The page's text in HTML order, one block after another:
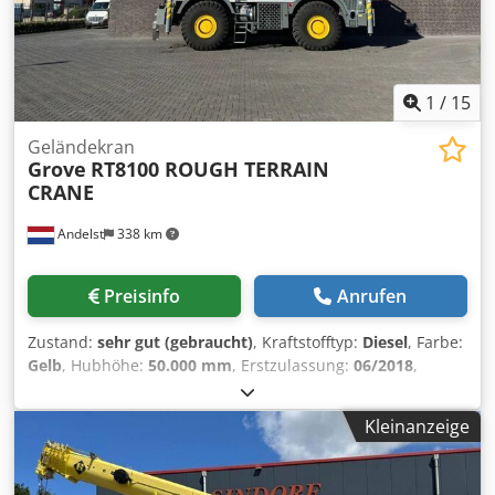
bei uns im Hause möglich. GOLEC NUTZFAHRZEUGE GMBH
Wir sprechen: Deutsch, English, Spanish, Polnisch,
Ukrainisch, Russisch, Bulgarisch. ----.
1 / 15
Andelst 338 km
Geländekran
Grove RT8100 ROUGH TERRAIN
CRANE
Preisinfo Anrufen
Zustand: sehr gut (gebraucht), Kraftstofftyp: Diesel, Farbe:
Gelb, Hubhöhe: 50.000 mm, Erstzulassung: 06/2018,
, Baujahr:
Informationen Verwendungszweck: Bauwesen Technische
Informationen Zylinderzahl: 6 Antrieb: Rad Leergewicht:
54.073 kg Funktionell Mast: Teleskop (5 Teilen) Mastlänge:
50 m Hubkapazität: 100.000 kg Marke des Aufbaus: GROVE
Kleinanzeige